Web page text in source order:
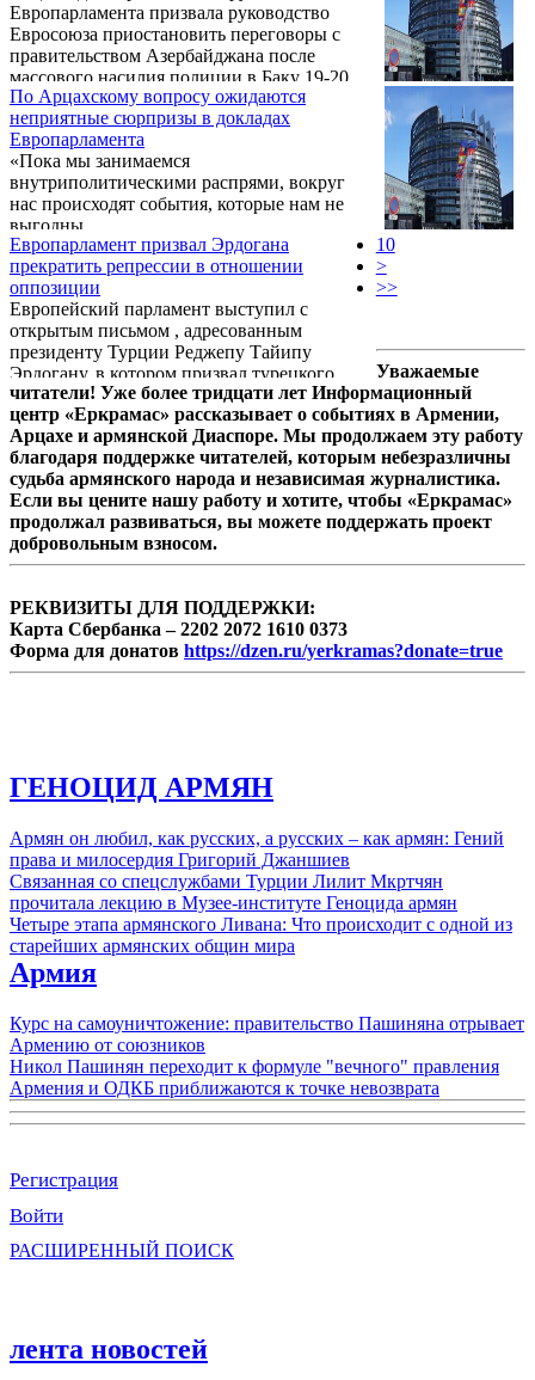
Европарламента призвала руководство
Евросоюза приостановить переговоры с
правительством Азербайджана после
массового насилия полиции в Баку 19-20
октября и обвинений в адрес миссии
Евросоюза о причастности к беспорядкам,
сообщает News.am.
По Арцахскому вопросу ожидаются
неприятные сюрпризы в докладах
Европарламента
«Пока мы занимаемся
внутриполитическими распрями, вокруг
нас происходят события, которые нам не
выгодны.
Европарламент призвал Эрдогана
прекратить репрессии в отношении
оппозиции
Европейский парламент выступил с
открытым письмом , адресованным
президенту Турции Реджепу Тайипу
Эрдогану, в котором призвал турецкого
лидера прекратить преследовать оппозицию
страны.
10
>
>>
Уважаемые
читатели! Уже более тридцати лет Информационный
центр «Еркрамас» рассказывает о событиях в Армении,
Арцахе и армянской Диаспоре. Мы продолжаем эту работу
благодаря поддержке читателей, которым небезразличны
судьба армянского народа и независимая журналистика.
Если вы цените нашу работу и хотите, чтобы «Еркрамас»
продолжал развиваться, вы можете поддержать проект
добровольным взносом.
РЕКВИЗИТЫ ДЛЯ ПОДДЕРЖКИ:
Карта Сбербанка – 2202 2072 1610 0373
Форма для донатов https://dzen.ru/yerkramas?donate=true
ГЕНОЦИД АРМЯН
Армян он любил, как русских, а русских – как армян: Гений
права и милосердия Григорий Джаншиев
Связанная со спецслужбами Турции Лилит Мкртчян
прочитала лекцию в Музее-институте Геноцида армян
Четыре этапа армянского Ливана: Что происходит с одной из
старейших армянских общин мира
Армия
Курс на самоуничтожение: правительство Пашиняна отрывает
Армению от союзников
Никол Пашинян переходит к формуле "вечного" правления
Армения и ОДКБ приближаются к точке невозврата
Регистрация
Войти
РАСШИРЕННЫЙ ПОИСК
лента новостей